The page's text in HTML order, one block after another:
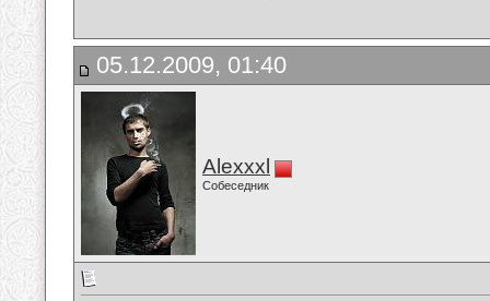
05.12.2009, 01:40
Alexxxl
Собеседник